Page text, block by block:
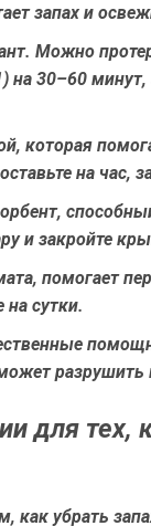
запах и
Можно
на 30–60
которая
на час,
и закройте
помогает
на сутки.
разрушить
для тех,
как убрать